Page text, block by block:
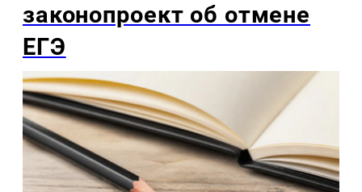
законопроект об отмене
ЕГЭ